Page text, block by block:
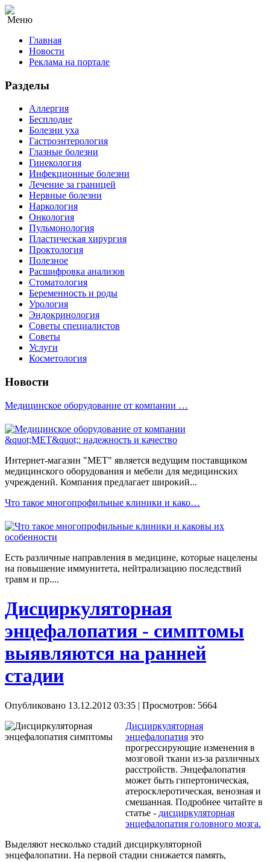
Меню
Главная
Новости
Реклама на портале
Разделы
Аллергия
Бесплодие
Болезни уха
Гастроэнтерология
Глазные болезни
Гинекология
Инфекционные болезни
Лечение за границей
Нервные болезни
Наркология
Онкология
Пульмонология
Пластическая хирургия
Проктология
Полезное
Расшифровка анализов
Стоматология
Беременность и роды
Урология
Эндокринология
Советы специалистов
Советы
Услуги
Косметология
Новости
Медицинское оборудование от компании …
Интернет-магазин "МЕТ" является ведущим поставщиком
медицинского оборудования и мебели для медицинских
учреждений. Компания предлагает широкий...
Что такое многопрофильные клиники и како…
Есть различные направления в медицине, которые нацелены
на повышение иммунитета, нейтрализацию последствий
травм и пр....
Дисциркуляторная
энцефалопатия - симптомы
выявляются на ранней
стадии
Опубликовано 13.12.2012 03:35 | Просмотров: 5664
Дисциркуляторная
энцефалопатия это
прогрессирующие изменения в
мозговой ткани из-за различных
расстройств. Энцефалопатия
может быть гипертоническая,
атеросклеротическая, венозная и
смешанная. Подробнее читайте в
статье - дисциркуляторная
энцефалопатия головного мозга.
Выделяют несколько стадий дисциркуляторной
энцефалопатии. На первой стадии снижается память,